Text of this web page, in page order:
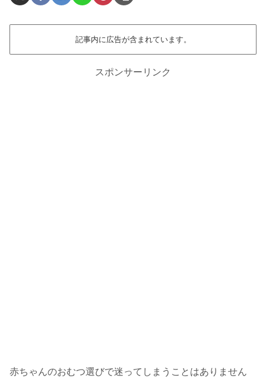
記事内に広告が含まれています。
スポンサーリンク
赤ちゃんのおむつ選びで迷ってしまうことはありません